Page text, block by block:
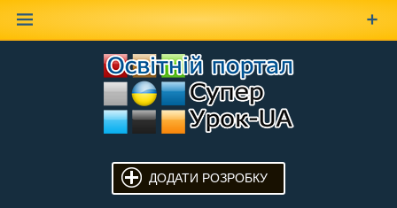
ДОДАТИ РОЗРОБКУ